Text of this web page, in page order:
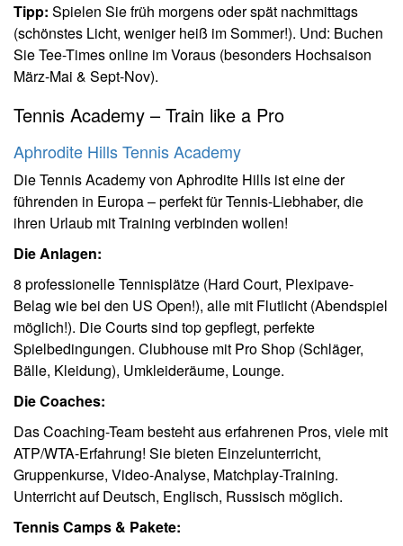
Tipp: Spielen Sie früh morgens oder spät nachmittags
(schönstes Licht, weniger heiß im Sommer!). Und: Buchen
Sie Tee-Times online im Voraus (besonders Hochsaison
März-Mai & Sept-Nov).
Tennis Academy – Train like a Pro
Aphrodite Hills Tennis Academy
Die Tennis Academy von Aphrodite Hills ist eine der
führenden in Europa – perfekt für Tennis-Liebhaber, die
ihren Urlaub mit Training verbinden wollen!
Die Anlagen:
8 professionelle Tennisplätze (Hard Court, Plexipave-
Belag wie bei den US Open!), alle mit Flutlicht (Abendspiel
möglich!). Die Courts sind top gepflegt, perfekte
Spielbedingungen. Clubhouse mit Pro Shop (Schläger,
Bälle, Kleidung), Umkleideräume, Lounge.
Die Coaches:
Das Coaching-Team besteht aus erfahrenen Pros, viele mit
ATP/WTA-Erfahrung! Sie bieten Einzelunterricht,
Gruppenkurse, Video-Analyse, Matchplay-Training.
Unterricht auf Deutsch, Englisch, Russisch möglich.
Tennis Camps & Pakete: